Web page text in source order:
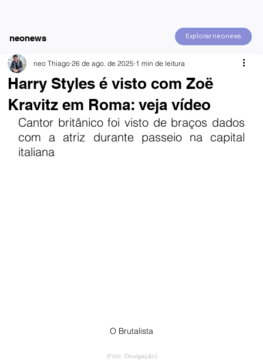
Explorar neonews
neonews
Harry Styles é visto com Zoë
Kravitz em Roma: veja vídeo
neo Thiago 26 de ago. de 2025 1 min de leitura
Cantor britânico foi visto de braços dados
com a atriz durante passeio na capital
italiana
O Brutalista
(Foto: Divulgação)